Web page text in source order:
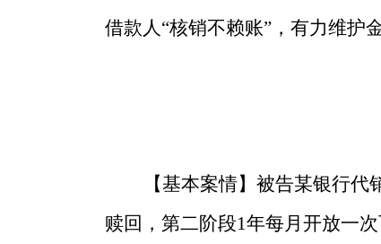
借款人“核销不赖账”，有力维护
【基本案情】被告某银行
赎回，第二阶段1年每月开放一